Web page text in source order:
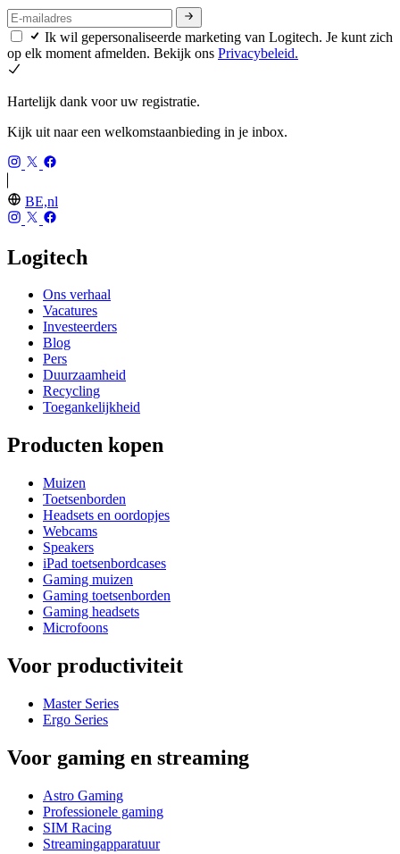
Ik wil gepersonaliseerde marketing van Logitech. Je kunt zich
op elk moment afmelden. Bekijk ons Privacybeleid.
Hartelijk dank voor uw registratie.
Kijk uit naar een welkomstaanbieding in je inbox.
BE,nl
Logitech
Ons verhaal
Vacatures
Investeerders
Blog
Pers
Duurzaamheid
Recycling
Toegankelijkheid
Producten kopen
Muizen
Toetsenborden
Headsets en oordopjes
Webcams
Speakers
iPad toetsenbordcases
Gaming muizen
Gaming toetsenborden
Gaming headsets
Microfoons
Voor productiviteit
Master Series
Ergo Series
Voor gaming en streaming
Astro Gaming
Professionele gaming
SIM Racing
Streamingapparatuur